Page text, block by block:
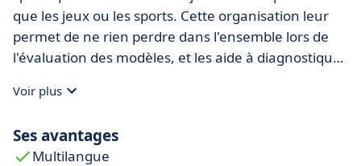
que les jeux ou les sports. Cette organisation leur
permet de ne rien perdre dans l'ensemble lors de
l'évaluation des modèles, et les aide à diagnostiquer
lorsqu'elles se présentent.
Voir plus
Ses avantages
Multilangue